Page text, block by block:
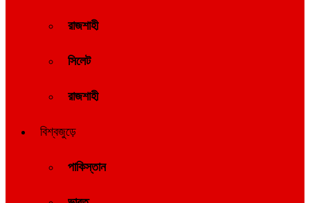
রাজশাহী
সিলেট
রাজশাহী
বিশ্বজুড়ে
পাকিস্তান